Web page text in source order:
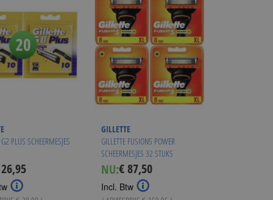
PLUS SCHEERMESJES
GILLETTE
GILLETTE FUSION5 POWER
SCHEERMESJES 32 STUKS
NU:Special
Price
€ 87,50
Incl. Btw